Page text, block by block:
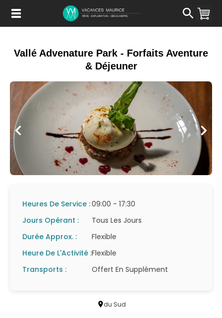
Contenu
Vallé Advenature Park - Forfaits Aventure
& Déjeuner
Heures De Service :09:00 - 17:30
Jours Opérant :
Tous Les Jours
Durée Approx. :
Flexible
Heure De L'Activité :Flexible
Transports :
Offert En Supplément
du Sud